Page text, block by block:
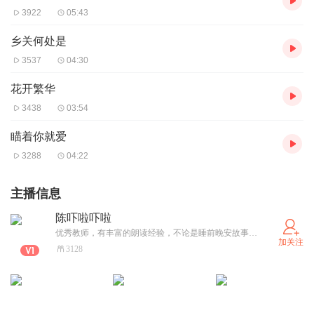
3922 05:43
乡关何处是
3537 04:30
花开繁华
3438 03:54
瞄着你就爱
3288 04:22
主播信息
陈吓啦吓啦
优秀教师，有丰富的朗读经验，不论是睡前晚安故事，还是考级内容分享，还是美文世界，来这里都能听到，还有丰富的后期制作让你一饱耳福哦
3128
加关注